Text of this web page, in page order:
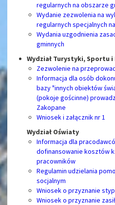
regularnych na obszarze
Wydanie zezwolenia na
regularnych specjalnych
Wydania uzgodnienia
gminnych
Wydział Turystyki, Sportu i
Zezwolenie na
Informacja dla osób
bazy "innych obiektów
(pokoje gościnne)
Zakopane
Wniosek i załącznik nr 1
Wydział Oświaty
Informacja dla
dofinansowanie kosztów
pracowników
Regulamin udzielania
socjalnym
Wniosek o przyznanie
Wniosek o przyznanie